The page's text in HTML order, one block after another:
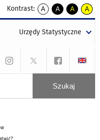
Kontrast:
A
kontrast
A
kontrast
tekst
czarnym
A
kontrast
tekst
czarnym
A
tekst
żółtym
Urzędy Statystyczne